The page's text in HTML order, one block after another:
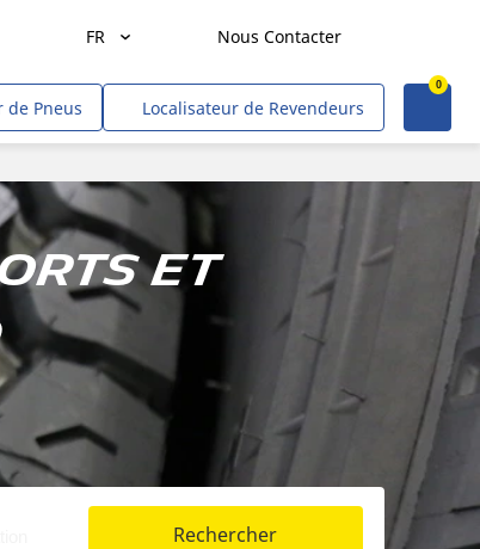
FR Nous Contacter
Transport de marchandises
Transport de personnes
Mines et carrières
Construction & industrie
Entrepreneurs & commerçants
Hors route/gouvernement
Voitures, VUS
0
de Pneus Localisateur de Revendeurs
et
Rechercher